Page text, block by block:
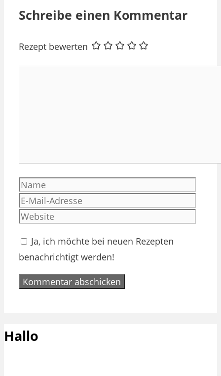
Schreibe einen Kommentar
Rezept bewerten
Name
Ja, ich möchte bei neuen Rezepten
benachrichtigt werden!
Hallo